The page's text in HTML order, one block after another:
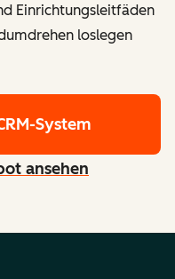
Einrichtungsleitfäden
loslegen
System
ansehen